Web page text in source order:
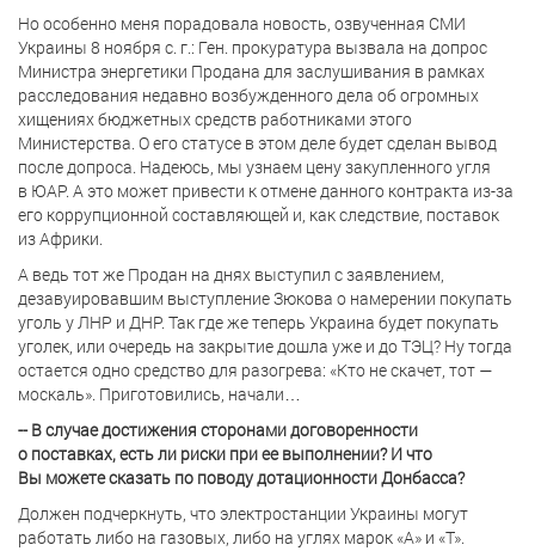
Но особенно меня порадовала новость, озвученная СМИ
Украины 8 ноября с. г.: Ген. прокуратура вызвала на допрос
Министра энергетики Продана для заслушивания в рамках
расследования недавно возбужденного дела об огромных
хищениях бюджетных средств работниками этого
Министерства. О его статусе в этом деле будет сделан вывод
после допроса. Надеюсь, мы узнаем цену закупленного угля
в ЮАР. А это может привести к отмене данного контракта из-за
его коррупционной составляющей и, как следствие, поставок
из Африки.
А ведь тот же Продан на днях выступил с заявлением,
дезавуировавшим выступление Зюкова о намерении покупать
уголь у ЛНР и ДНР. Так где же теперь Украина будет покупать
уголек, или очередь на закрытие дошла уже и до ТЭЦ? Ну тогда
остается одно средство для разогрева: «Кто не скачет, тот —
москаль». Приготовились, начали…
-- В случае достижения сторонами договоренности
о поставках, есть ли риски при ее выполнении? И что
Вы можете сказать по поводу дотационности Донбасса?
Должен подчеркнуть, что электростанции Украины могут
работать либо на газовых, либо на углях марок «А» и «Т».